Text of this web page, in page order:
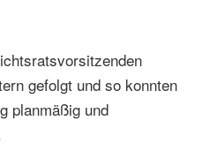
gefolgt und so konnten
planmäßig und